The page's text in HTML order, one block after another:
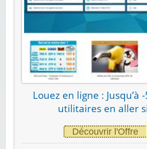
Louez en ligne : Jusqu’à
utilitaires en aller
Découvrir l'Offre